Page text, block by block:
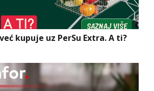
kupuje uz PerSu Extra. A ti?